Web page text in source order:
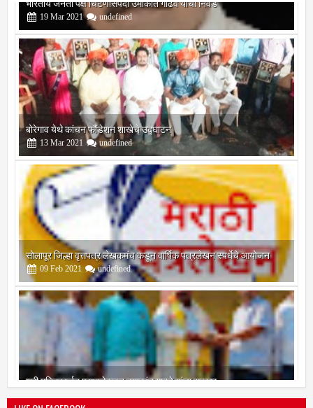
बोरेगाव येथे कांचन फौंडेशन शाखेचे उद्घाटन
Mar 2021 undefined
सोलापूर जिल्हा वृत्तपत्र लेखकमंच कडून वार्षिक पत्रलेखन स्पर्धेचे आयोजन
Feb 2021 undefined
श्री मल्लिकार्जुन प्रशालेकडून उमाकांत गाढवे यांचा सत्कार
25 Mar 2021 undefined